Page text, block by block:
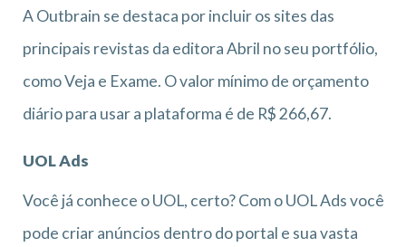
A Outbrain se destaca por incluir os sites das
principais revistas da editora Abril no seu portfólio,
como Veja e Exame. O valor mínimo de orçamento
diário para usar a plataforma é de R$ 266,67.
UOL Ads
Você já conhece o UOL, certo? Com o UOL Ads você
pode criar anúncios dentro do portal e sua vasta